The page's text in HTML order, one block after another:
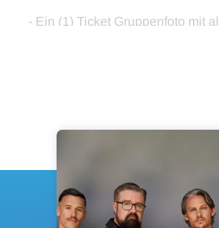
- Ein (1) Ticket Gruppenfoto mit
- Autogrammstunde mit Home
- Exklusives Merchandise